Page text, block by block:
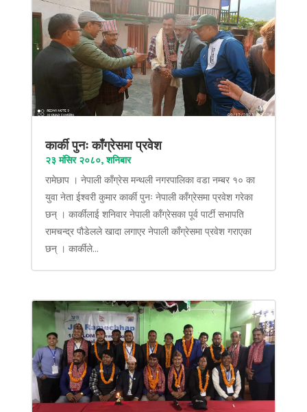
कार्की पुनः काँग्रेसमा प्रवेश
२३ मंसिर २०८०, शनिबार
रामेछाप । नेपाली काँग्रेस मन्थली नगरपालिका वडा नम्बर १० का
युवा नेता ईश्वरी कुमार कार्की पुनः नेपाली काँग्रेसमा प्रवेश गरेका
छन् । कार्कीलाई शनिवार नेपाली काँग्रेसका पूर्व पार्टी सभापति
रामचन्द्र पौडेलले खादा लगाएर नेपाली काँग्रेसमा प्रवेश गराएका
छन् । कार्कीले...